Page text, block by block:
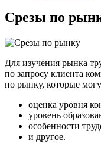
Срезы по
Для изучения рынка
по запросу клиента
по рынку, которые
оценка уровня
уровень
особенности
и другое.